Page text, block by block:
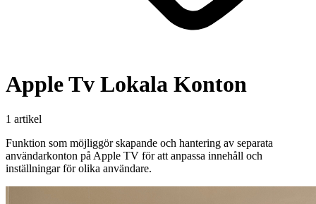
Apple Tv Lokala Konton
1 artikel
Funktion som möjliggör skapande och hantering av separata
användarkonton på Apple TV för att anpassa innehåll och
inställningar för olika användare.